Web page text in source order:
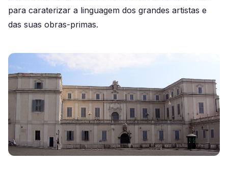
para caraterizar a linguagem dos grandes artistas e
das suas obras-primas.